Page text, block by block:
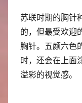
苏联时期的胸针
的，但最受欢迎
胸针。五颜六色
时，还会在上面
溢彩的视觉感。